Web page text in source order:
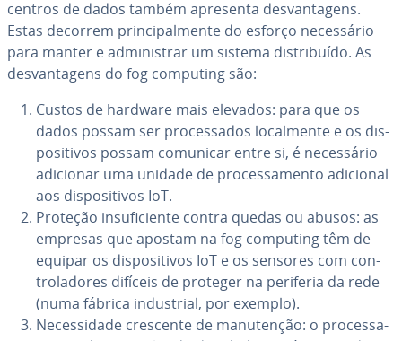
cen­tros de dados também apresenta des­van­ta­gens.
Estas decorrem prin­ci­pal­mente do esforço ne­ces­sá­rio
para manter e ad­mi­nis­trar um sistema dis­tri­buído. As
des­van­ta­gens do fog computing são:
Custos de hardware mais elevados: para que os
dados possam ser pro­ces­sa­dos lo­cal­mente e os dis­
po­si­ti­vos possam comunicar entre si, é ne­ces­sá­rio
adicionar uma unidade de pro­ces­sa­mento adicional
aos dis­po­si­ti­vos IoT.
Proteção in­su­fi­ci­ente contra quedas ou abusos: as
empresas que apostam na fog computing têm de
equipar os dis­po­si­ti­vos IoT e os sensores com con­
tro­la­do­res difíceis de proteger na periferia da rede
(numa fábrica in­dus­trial, por exemplo).
Ne­ces­si­dade crescente de ma­nu­ten­ção: o pro­ces­sa­